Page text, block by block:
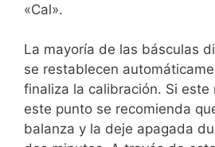
«Cal».
La mayoría de las básculas
se restablecen
finaliza la calibración. Si este
este punto se recomienda
balanza y la deje apagada